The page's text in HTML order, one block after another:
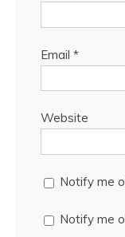
Email *
Website
Notify me
Notify me